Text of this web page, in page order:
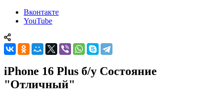
Вконтакте
YouTube
iPhone 16 Plus б/у Состояние
"Отличный"